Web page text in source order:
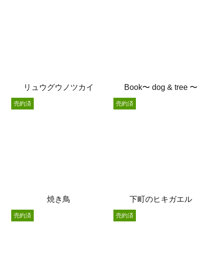
リュウグウノツカイ Book〜 dog & tree 〜
焼き鳥
売約済
下町のヒキガエル
売約済
売約済 売約済